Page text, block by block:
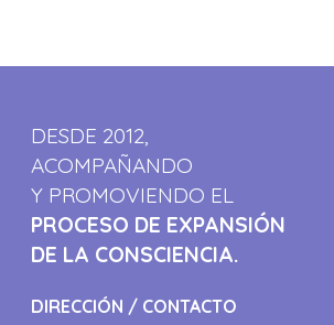
DESDE 2012,
ACOMPAÑANDO
Y PROMOVIENDO EL
PROCESO DE EXPANSIÓN
DE LA CONSCIENCIA.
DIRECCIÓN / CONTACTO